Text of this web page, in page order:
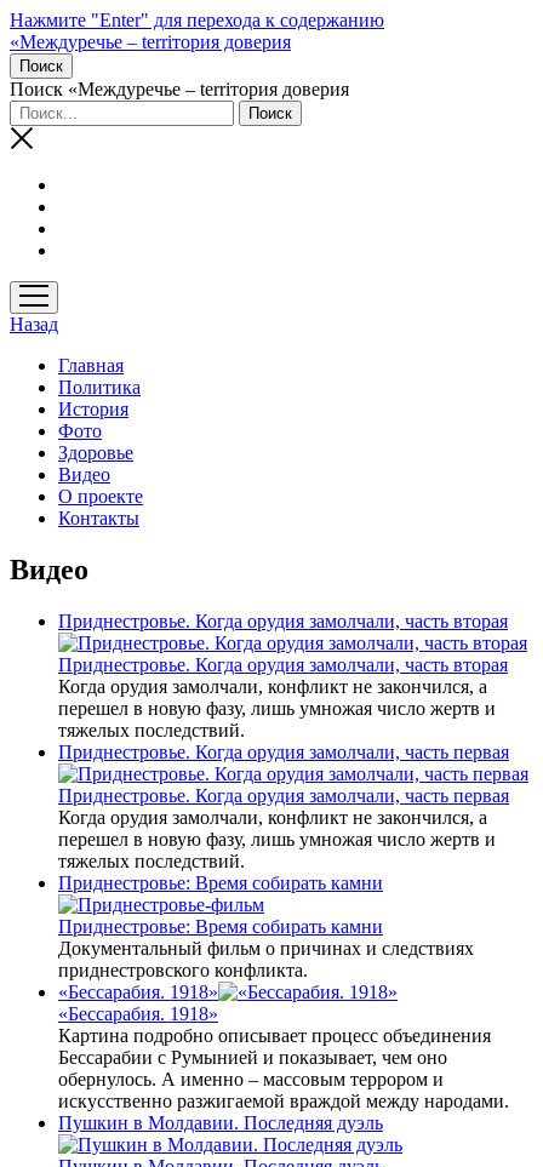
Нажмите "Enter" для перехода к содержанию
«Междуречье – terriтория доверия
Поиск
Поиск «Междуречье – terriтория доверия
открыть
меню
Назад
Главная
Политика
История
Фото
Здоровье
Видео
О проекте
Контакты
Видео
Приднестровье. Когда орудия замолчали, часть вторая
Приднестровье. Когда орудия замолчали, часть вторая
Когда орудия замолчали, конфликт не закончился, а
перешел в новую фазу, лишь умножая число жертв и
тяжелых последствий.
Приднестровье. Когда орудия замолчали, часть первая
Приднестровье. Когда орудия замолчали, часть первая
Когда орудия замолчали, конфликт не закончился, а
перешел в новую фазу, лишь умножая число жертв и
тяжелых последствий.
Приднестровье: Время собирать камни
Приднестровье: Время собирать камни
Документальный фильм о причинах и следствиях
приднестровского конфликта.
«Бессарабия. 1918»
«Бессарабия. 1918»
Картина подробно описывает процесс объединения
Бессарабии с Румынией и показывает, чем оно
обернулось. А именно – массовым террором и
искусственно разжигаемой враждой между народами.
Пушкин в Молдавии. Последняя дуэль